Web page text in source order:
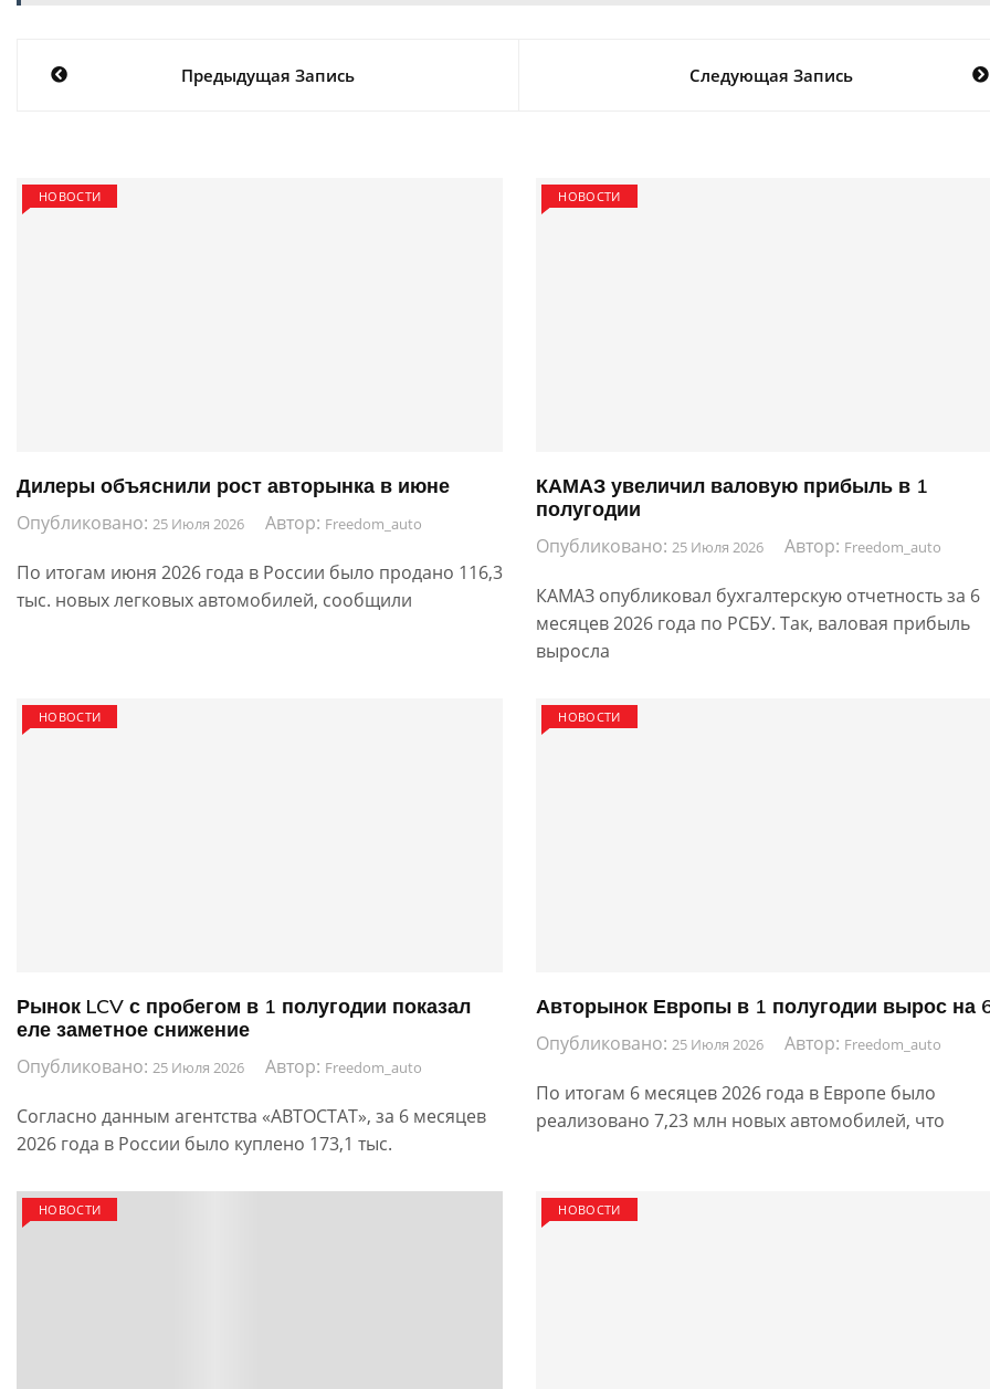
НавигацияПредыдущая Запись Следующая Запись
НОВОСТИ
Дилеры объяснили рост авторынка в июне
Опубликовано: 25 Июля 2026 Автор: Freedom_auto
По итогам июня 2026 года в России было продано 116,3
тыс. новых легковых автомобилей, сообщили
НОВОСТИ
КАМАЗ увеличил валовую прибыль в 1
полугодии
Опубликовано:25 Июля 2026 Автор: Freedom_auto
КАМАЗ опубликовал бухгалтерскую отчетность за 6
месяцев 2026 года по РСБУ. Так, валовая прибыль
выросла
НОВОСТИ
Рынок LCV с пробегом в 1 полугодии показал
еле заметное снижение
Опубликовано: 25 Июля 2026 Автор: Freedom_auto
Согласно данным агентства «АВТОСТАТ», за 6 месяцев
2026 года в России было куплено 173,1 тыс.
НОВОСТИ
Авторынок Европы в 1 полугодии вырос на
Опубликовано:25 Июля 2026 Автор: Freedom_auto
По итогам 6 месяцев 2026 года в Европе было
реализовано 7,23 млн новых автомобилей, что
НОВОСТИ НОВОСТИ